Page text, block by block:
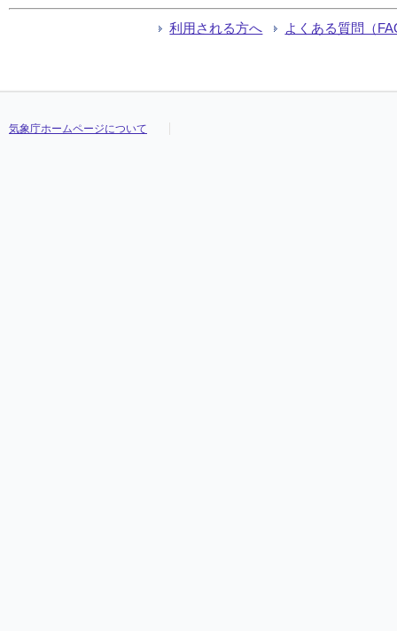
利用される方へ よくある質問（
気象庁ホームページについて